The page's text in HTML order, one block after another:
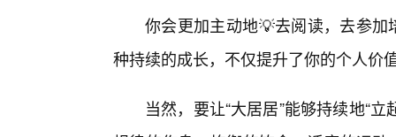
你会更加主动地💡去阅读，去参加
种持续的成长，不仅提升了你的个人价
当然，要让“大居居”能够持续地“